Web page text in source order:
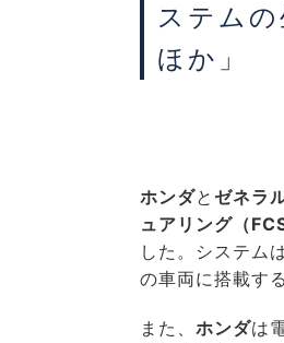
ステム
ほか」
ホンダと ゼネラ
ュアリング（
した。システム
の車両に搭載す
また、 ホンダは